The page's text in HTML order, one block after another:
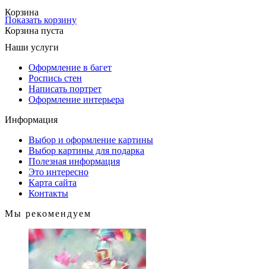
Корзина
Показать корзину
Корзина пуста
Наши услуги
Оформление в багет
Роспись стен
Написать портрет
Оформление интерьера
Информация
Выбор и оформление картины
Выбор картины для подарка
Полезная информация
Это интересно
Карта сайта
Контакты
Мы рекомендуем